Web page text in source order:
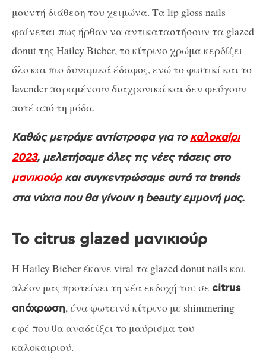
μουντή διάθεση του χειμώνα. Τα lip gloss nails
φαίνεται πως ήρθαν να αντικαταστήσουν τα glazed
donut της Hailey Bieber, το κίτρινο χρώμα κερδίζει
όλο και πιο δυναμικά έδαφος, ενώ το φιστικί και το
lavender παραμένουν διαχρονικά και δεν φεύγουν
ποτέ από τη μόδα.
Καθώς μετράμε αντίστροφα για τοκαλοκαίρι
2023, μελετήσαμε όλες τις νέες τάσεις στο
μανικιούρκαι συγκεντρώσαμε αυτά τα trends
στα νύχια που θα γίνουν η beauty εμμονή μας.
To citrus glazed μανικιούρ
Η Hailey Bieber έκανε viral τα glazed donut nails και
πλέον μας προτείνει τη νέα εκδοχή του σε citrus
απόχρωση, ένα φωτεινό κίτρινο με shimmering
εφέ που θα αναδείξει το μαύρισμα του
καλοκαιριού.